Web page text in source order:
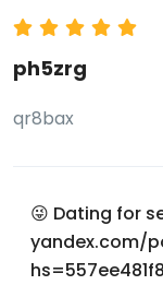
ph5zrg
qr8bax
😜 Dating for
yandex.com/